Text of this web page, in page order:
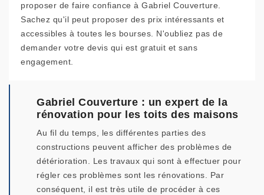
proposer de faire confiance à Gabriel Couverture.
Sachez qu'il peut proposer des prix intéressants et
accessibles à toutes les bourses. N'oubliez pas de
demander votre devis qui est gratuit et sans
engagement.
Gabriel Couverture : un expert de la
rénovation pour les toits des maisons
Au fil du temps, les différentes parties des
constructions peuvent afficher des problèmes de
détérioration. Les travaux qui sont à effectuer pour
régler ces problèmes sont les rénovations. Par
conséquent, il est très utile de procéder à ces